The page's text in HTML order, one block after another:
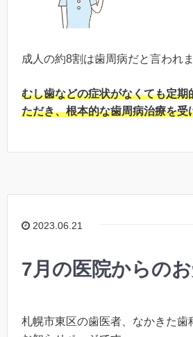
成人の約8割は歯周病だと言われま
むし歯などの症状がなくても定期
ただき、根本的な歯周病治療を受
2023.06.21
7月の医院からの
札幌市東区の歯医者、なかきた歯